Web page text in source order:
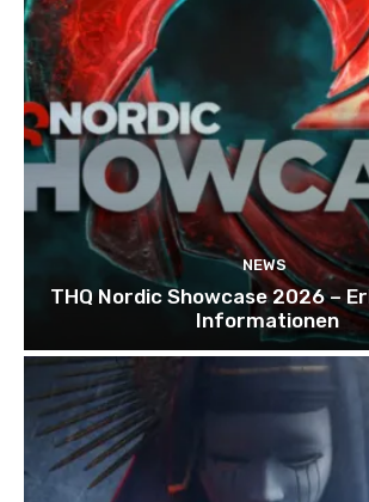
NEWS
THQ Nordic Showcase 2026 –
Informationen